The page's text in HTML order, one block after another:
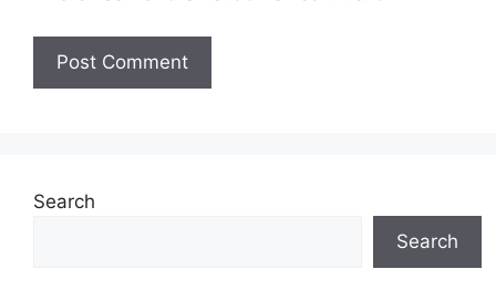
Search
Search